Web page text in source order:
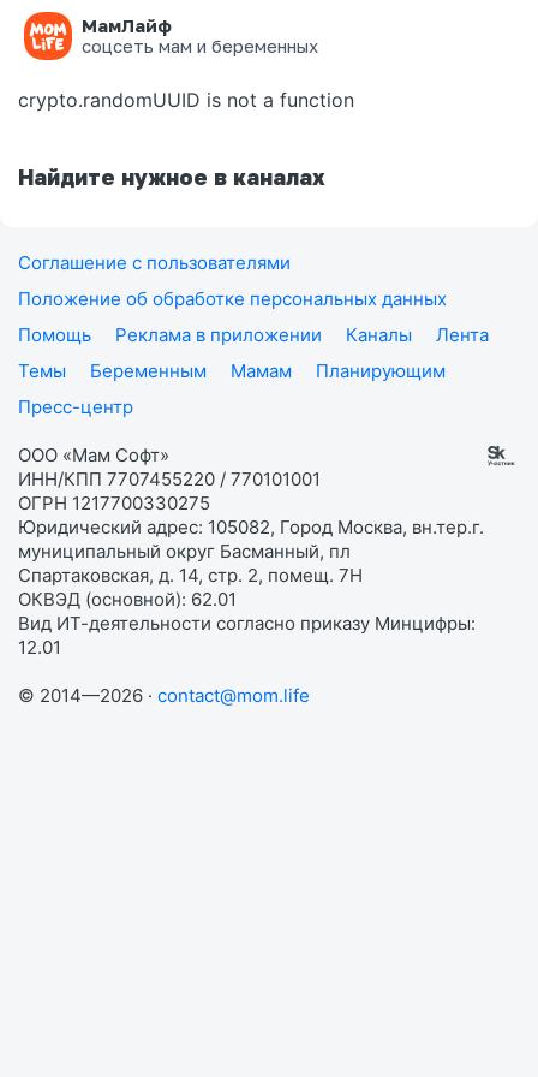
МамЛайф
соцсеть мам и беременных
Ошибка на странице
crypto.randomUUID is not a function
Найдите нужное в каналах
Соглашение с пользователями
Положение об обработке персональных данных
Помощь
Реклама в приложении Каналы
Лента
Темы
Беременным Мамам
Планирующим
Пресс-центр
ООО «Мам Софт»
ИНН/КПП 7707455220 / 770101001
ОГРН 1217700330275
Юридический адрес: 105082, Город Москва, вн.тер.г.
муниципальный округ Басманный, пл
Спартаковская, д. 14, стр. 2, помещ. 7Н
ОКВЭД (основной): 62.01
Вид ИТ-деятельности согласно приказу Минцифры:
12.01
© 2014—2026 · contact@mom.life